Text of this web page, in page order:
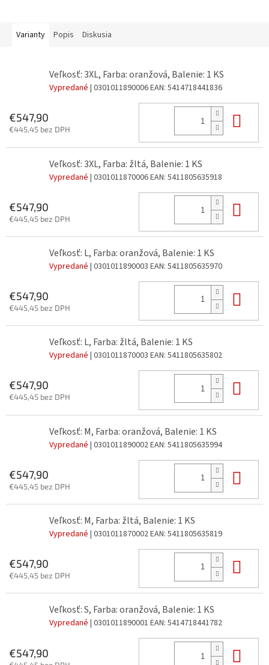
Varianty Popis Diskusia
Veľkosť: 3XL, Farba: oranžová, Balenie: 1 KS
Vypredané | 0301011890006EAN: 5414718441836
€547,90
€445,45 bez DPH
Veľkosť: 3XL, Farba: žltá, Balenie: 1 KS
Vypredané | 0301011870006EAN: 5411805635918
€547,90
€445,45 bez DPH
Veľkosť: L, Farba: oranžová, Balenie: 1 KS
Vypredané | 0301011890003 EAN: 5411805635970
€547,90
€445,45 bez DPH
Veľkosť: L, Farba: žltá, Balenie: 1 KS
Vypredané | 0301011870003 EAN: 5411805635802
€547,90
€445,45 bez DPH
Veľkosť: M, Farba: oranžová, Balenie: 1 KS
Vypredané | 0301011890002EAN: 5411805635994
€547,90
€445,45 bez DPH
Veľkosť: M, Farba: žltá, Balenie: 1 KS
Vypredané | 0301011870002EAN: 5411805635819
€547,90
€445,45 bez DPH
Veľkosť: S, Farba: oranžová, Balenie: 1 KS
Vypredané | 0301011890001 EAN: 5414718441782
€547,90